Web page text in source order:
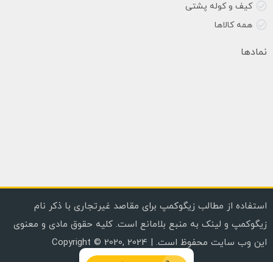
کیف و کوله پشتی
همه کالاها
نمادها
استفاده از مطالب زیگوکمپ برای مقاصد غیرتجاری با ذکر نام
زیگوکمپ و لینک به منبع بلامانع است. کلیه حقوق مادی و معنوی
این وب سایت محفوظ است. | Copyright © 2020, 2024